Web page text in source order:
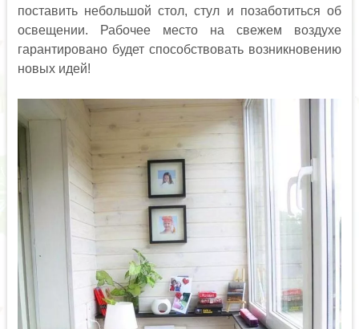
поставить небольшой стол, стул и позаботиться об
освещении. Рабочее место на свежем воздухе
гарантировано будет способствовать возникновению
новых идей!